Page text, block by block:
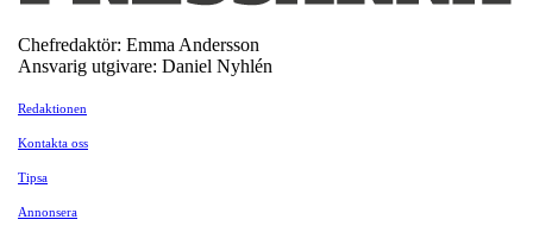
Chefredaktör: Emma Andersson
Ansvarig utgivare: Daniel Nyhlén
Redaktionen
Kontakta oss
Tipsa
Annonsera